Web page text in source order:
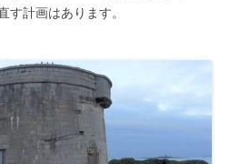
す計画はあります。